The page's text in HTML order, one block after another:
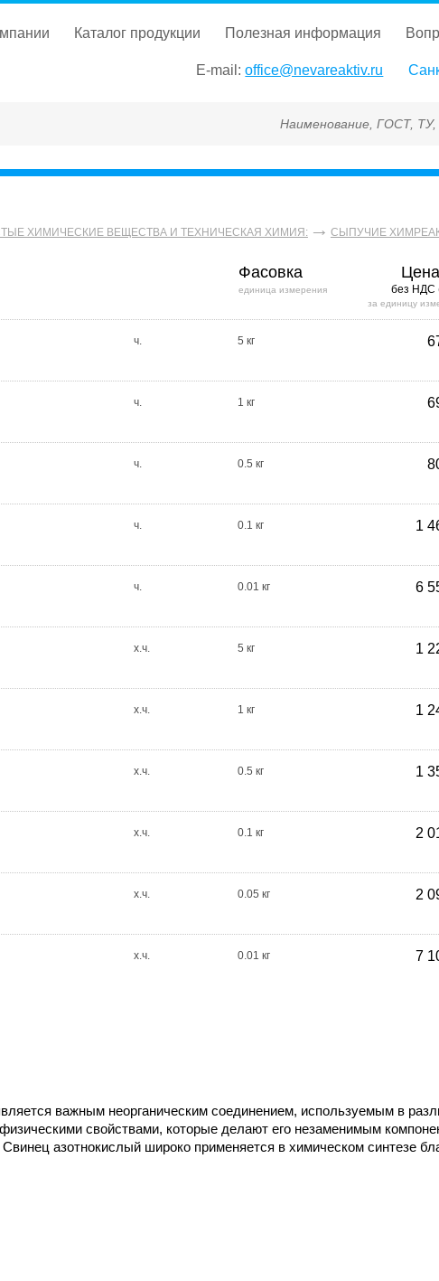
каталог продукции полезная информация
E-mail: office@nevareaktiv.ru
Наименование, ГОСТ, ТУ, ГСО,
ХИМИЧЕСКИЕ ВЕЩЕСТВА И ТЕХНИЧЕСКАЯ ХИМИЯ: СЫПУЧИЕ
Фасовка
единица измерения
без НДС
за единицу
ч. 5 кг
ч. 1 кг
ч. 0.5 кг
ч. 0.1 кг 1
ч. 0.01 кг 6
х.ч. 5 кг 1
х.ч. 1 кг 1
х.ч. 0.5 кг 1
х.ч. 0.1 кг 2
х.ч. 0.05 кг 2
х.ч. 0.01 кг 7
важным неорганическим соединением, используемым в
свойствами, которые делают его незаменимым
азотнокислый широко применяется в химическом синтезе